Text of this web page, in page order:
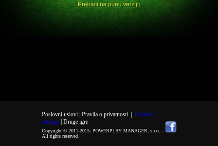
Prebaci na punu verziju
Poslovni uslovi | Pravila o privatnosti| Cookies
settings
| Druge igre
Copyright © 2011-2015- POWERPLAY MANAGER, s.r.o. -
All rights reserved